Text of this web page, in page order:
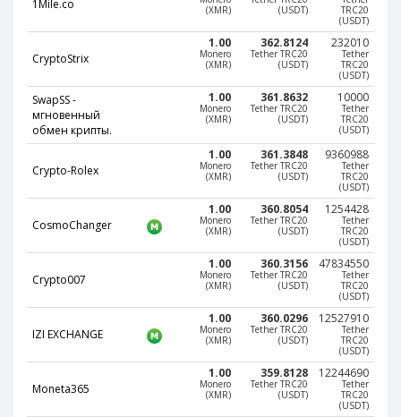
1Mile.co
(XMR)
(USDT)
TRC20
(USDT)
CryptoStrix
1.00
Monero
(XMR)
362.8124
Tether TRC20
(USDT)
232010
Tether
TRC20
(USDT)
SwapSS -
мгновенный
обмен крипты.
1.00
Monero
(XMR)
361.8632
Tether TRC20
(USDT)
10000
Tether
TRC20
(USDT)
Crypto-Rolex
1.00
Monero
(XMR)
361.3848
Tether TRC20
(USDT)
9360988
Tether
TRC20
(USDT)
CosmoChanger
1.00
Monero
(XMR)
360.8054
Tether TRC20
(USDT)
1254428
Tether
TRC20
(USDT)
Crypto007
1.00
Monero
(XMR)
360.3156
Tether TRC20
(USDT)
47834550
Tether
TRC20
(USDT)
IZI EXCHANGE
1.00
Monero
(XMR)
360.0296
Tether TRC20
(USDT)
12527910
Tether
TRC20
(USDT)
Moneta365
1.00
Monero
(XMR)
359.8128
Tether TRC20
(USDT)
12244690
Tether
TRC20
(USDT)
Capitalist USD
Capitalist RUB
Capitalist EUR
Payoneer USD
Payoneer EUR
Revolut Binance USD
(BUSD)
Piastrix EUR
Paymer RUB
Paymer UAH
Capitalist USD
Capitalist RUB
Capitalist EUR
Payoneer USD
Payoneer EUR
Revolut Binance USD
(BUSD)
Revolut USD
Revolut EUR
Revolut GBP
Global24 UAH
Piastrix RUB
Piastrix USD
Piastrix EUR